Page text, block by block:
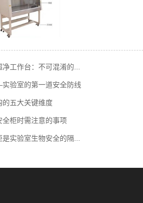
工作台：不可混淆的...
验室的第一道安全防线
的五大关键维度
全柜时需注意的事项
实验室生物安全的隔...